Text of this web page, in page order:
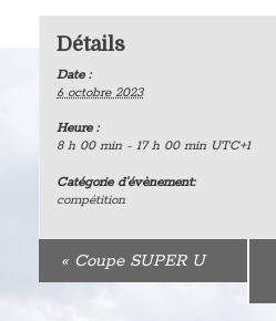
Détails
Date :
6 octobre 2023
Heure :
8 h 00 min - 17 h 00 min UTC+1
Catégorie d’évènement:
compétition
«Coupe SUPER U